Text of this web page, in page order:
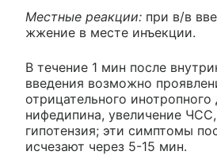
Местные реакции: при в/в
жжение в месте инъекции.
В течение 1 мин после
введения возможно
отрицательного инотропного
нифедипина, увеличение
гипотензия; эти симптомы
исчезают через 5-15 мин.